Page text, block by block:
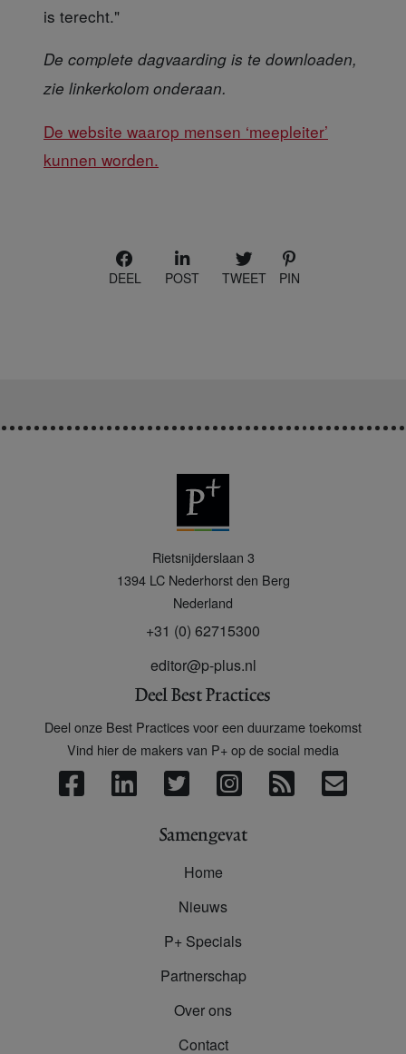
is terecht."
De complete dagvaarding is te downloaden,
zie linkerkolom onderaan.
De website waarop mensen ‘meepleiter’
kunnen worden.
DEEL POST TWEET PIN
Rietsnijderslaan 3
1394 LC Nederhorst den Berg
Nederland
+31 (0) 62715300
editor@p-plus.nl
Deel Best Practices
Deel onze Best Practices voor een duurzame toekomst
Vind hier de makers van P+ op de social media
Samengevat
Home
Nieuws
P+ Specials
Partnerschap
Over ons
Contact